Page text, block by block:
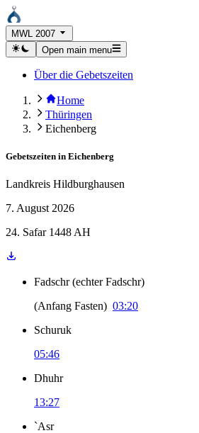
MWL 2007
Open main menu
Über die Gebetszeiten
Home
Thüringen
Eichenberg
Gebetszeiten in Eichenberg
Landkreis Hildburghausen
7. August 2026
24. Safar 1448 AH
Fadschr (echter Fadschr)
(Anfang Fasten) 03:20
Schuruk
05:46
Dhuhr
13:27
`Asr